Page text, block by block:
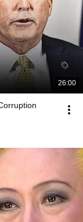
26:00